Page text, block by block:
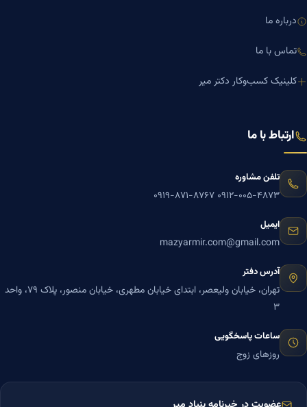
درباره ما
تماس با ما
کلینیک کسب‌وکار دکتر میر
ارتباط با ما
تلفن مشاوره
۰۹۱۲-۰۰۵-۴۸۷۳ ۰۹۱۹-۸۷۱-۸۷۶۷
ایمیل
mazyarmir.com@gmail.com
آدرس دفتر
تهران، خیابان ولیعصر، ابتدای خیابان مطهری، خیابان منصور، پلاک ۷۹، واحد
۳
ساعات پاسخگویی
روزهای زوج